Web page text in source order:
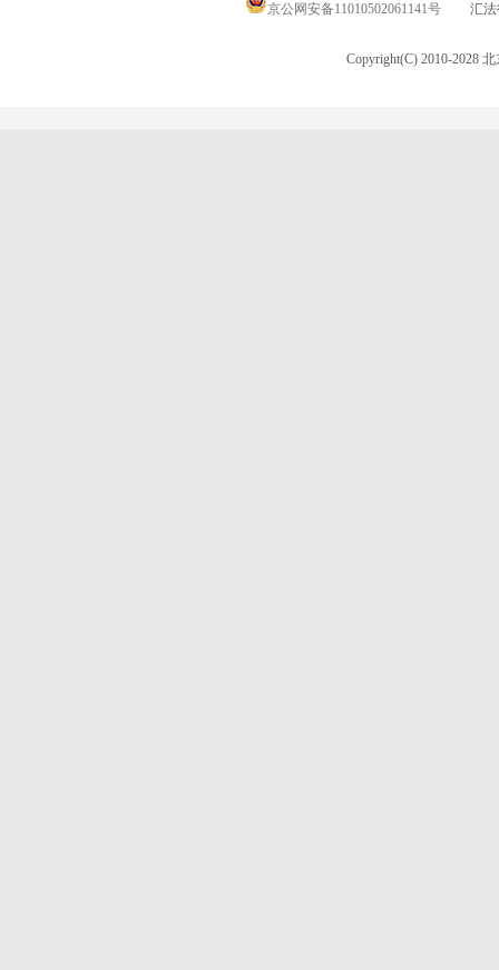
京公网安备11010502061141号 汇法
Copyright(C) 2010-2028